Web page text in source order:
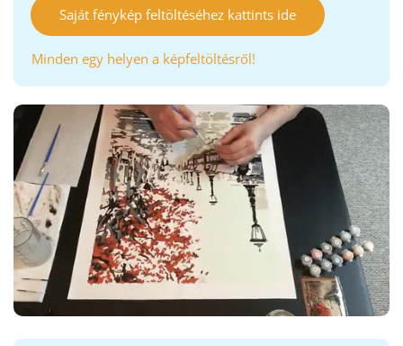
Saját fénykép feltöltéséhez kattints ide
Minden egy helyen a képfeltöltésről!